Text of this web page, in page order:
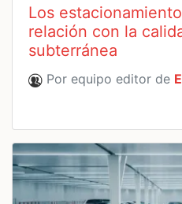
Los
relación con la
subterránea
Por equipo editor de